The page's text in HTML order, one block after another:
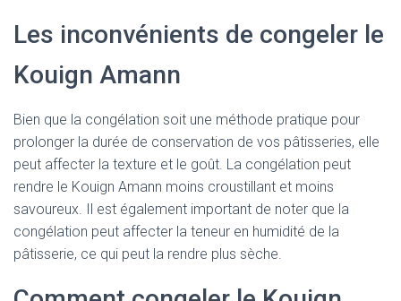
Les inconvénients de congeler le
Kouign Amann
Bien que la congélation soit une méthode pratique pour
prolonger la durée de conservation de vos pâtisseries, elle
peut affecter la texture et le goût. La congélation peut
rendre le Kouign Amann moins croustillant et moins
savoureux. Il est également important de noter que la
congélation peut affecter la teneur en humidité de la
pâtisserie, ce qui peut la rendre plus sèche.